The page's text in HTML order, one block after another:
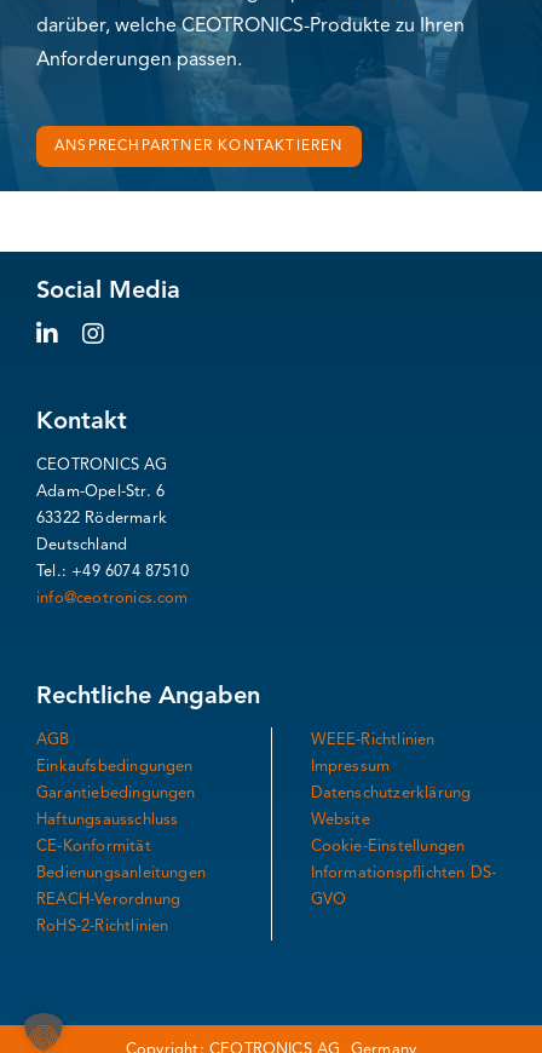
darüber, welche CEOTRONICS-Produkte zu Ihren
Anforderungen passen.
ANSPRECHPARTNER KONTAKTIEREN
Social Media
Kontakt
CEOTRONICS AG
Adam-Opel-Str. 6
63322 Rödermark
Deutschland
Tel.: +49 6074 87510
info@ceotronics.com
Rechtliche Angaben
AGB
Einkaufsbedingungen
Garantiebedingungen
Haftungsausschluss
CE-Konformität
Bedienungsanleitungen
REACH-Verordnung
RoHS-2-Richtlinien
WEEE-Richtlinien
Impressum
Datenschutzerklärung
Website
Cookie-Einstellungen
Informationspflichten DS-
GVO